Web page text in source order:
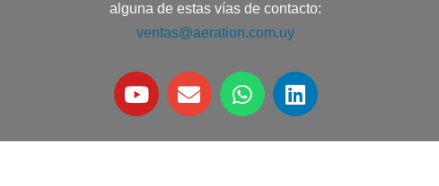
alguna de estas vías de contacto:
ventas@aeration.com.uy